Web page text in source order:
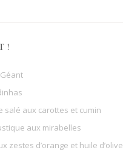
!
salé aux carottes et cumin
aux mirabelles
zestes d’orange et huile d’olive